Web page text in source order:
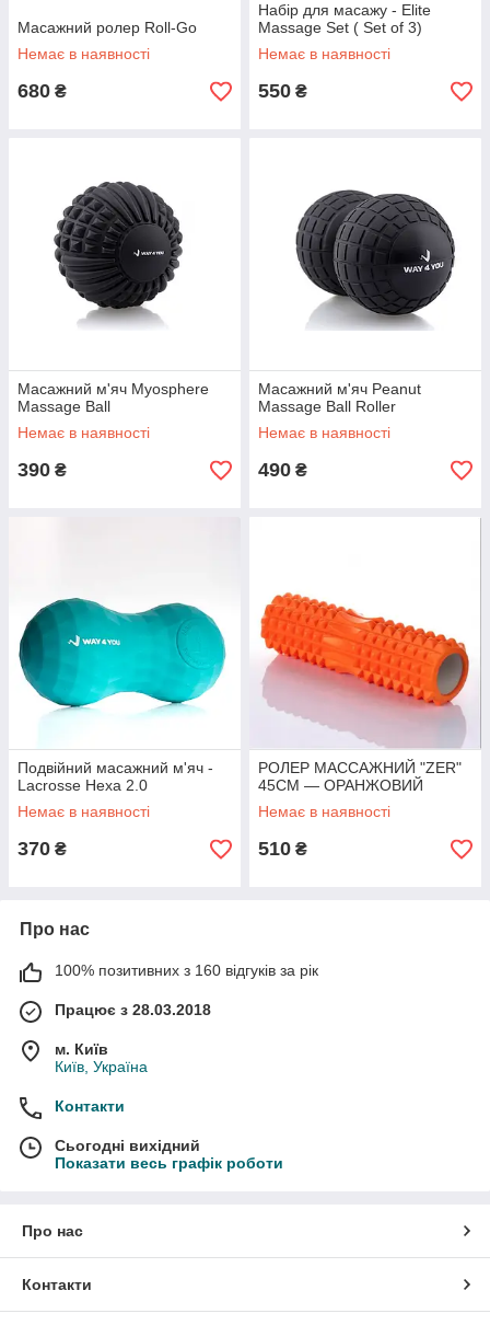
Масажний ролер Roll-Go
Немає в наявності
680 ₴
Набір для масажу - Elite
Massage Set ( Set of 3)
Немає в наявності
550 ₴
Масажний м'яч Myosphere
Massage Ball
Немає в наявності
390 ₴
Масажний м'яч Peanut
Massage Ball Roller
Немає в наявності
490 ₴
Подвійний масажний м'яч -
Lacrosse Hexa 2.0
Немає в наявності
370 ₴
РОЛЕР МАССАЖНИЙ "ZER"
45СМ — ОРАНЖОВИЙ
Немає в наявності
510 ₴
Про нас
100% позитивних з 160 відгуків за рік
Працює з 28.03.2018
м. Київ
Київ, Україна
Контакти
Сьогодні вихідний
Показати весь графік роботи
Про нас
Контакти